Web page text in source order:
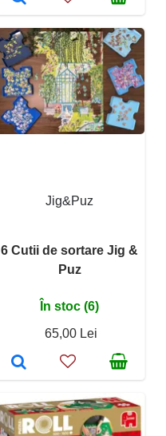
Jig&Puz
6 Cutii de sortare Jig &
Puz
În stoc (6)
65,00 Lei